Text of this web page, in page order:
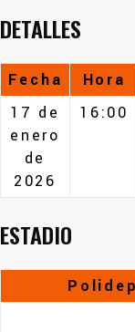
DETALLES
Fecha Hora
17 de
enero
de
2026
16:00
ESTADIO